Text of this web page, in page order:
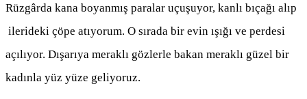
Rüzgârda kana boyanmış paralar uçuşuyor, kanlı bıçağı alıp
ilerideki çöpe atıyorum. O sırada bir evin ışığı ve perdesi
açılıyor. Dışarıya meraklı gözlerle bakan meraklı güzel bir
kadınla yüz yüze geliyoruz.